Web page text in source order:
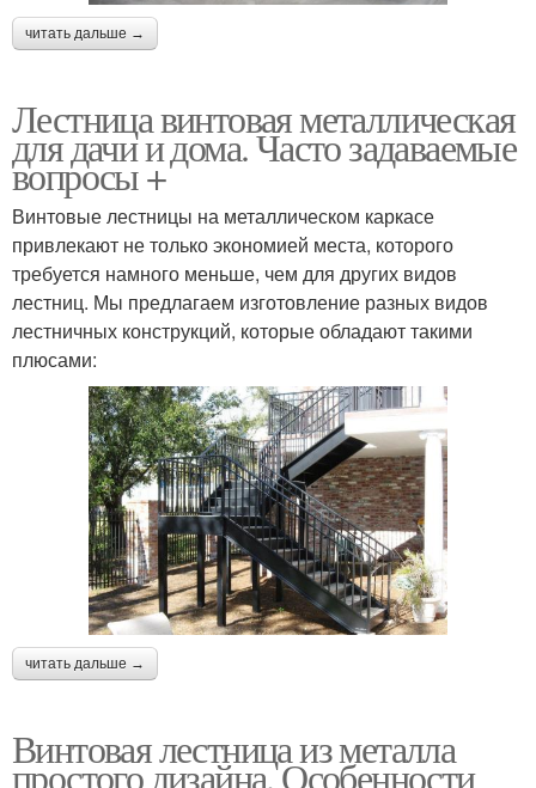
читать дальше →
Лестница винтовая металлическая
для дачи и дома. Часто задаваемые
вопросы +
Винтовые лестницы на металлическом каркасе
привлекают не только экономией места, которого
требуется намного меньше, чем для других видов
лестниц. Мы предлагаем изготовление разных видов
лестничных конструкций, которые обладают такими
плюсами:
читать дальше →
Винтовая лестница из металла
простого дизайна. Особенности